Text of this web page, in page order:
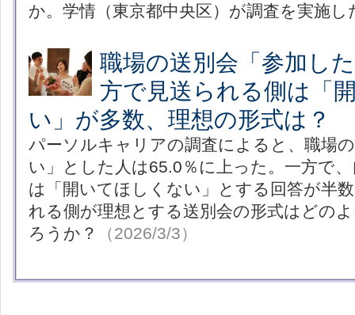
か。学情（東京都中央区）が調査を実施し
職場の送別会「参加し
方で見送られる側は「
い」が多数、理想の形式は？
パーソルキャリアの調査によると、職場
い」とした人は65.0％に上った。一方で
は「開いてほしくない」とする回答が半
れる側が理想とする送別会の形式はどの
ろうか？
（2026/3/3）